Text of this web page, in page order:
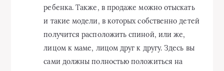
ребенка. Также, в продаже можно отыскать
и такие модели, в которых собственно детей
получится расположить спиной, или же,
лицом к маме, лицом друг к другу. Здесь вы
сами должны полностью положиться на